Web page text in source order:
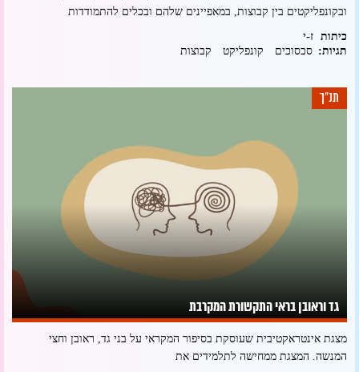
ובקונפליקטים בין קבוצות, במאפיינים שלהם ובכלים להתמודדות
כיתות ז-י
תגיות: סכסוכים קונפליקט קבוצות
תנ"ך
גד וראובן בראי התקשורת המקרבת
מצגת אינטראקטיבית שעוסקת בסיפור המקראי על בני גד, ראובן וחצי
המנשה. המצגת ממחישה לתלמידים את